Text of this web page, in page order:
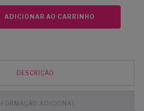
ADICIONAR AO CARRINHO
DESCRIÇÃO
ADICIONAL